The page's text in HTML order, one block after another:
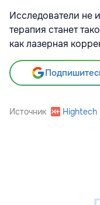
Исследователи не
терапия станет
как лазерная
Источник Hightech